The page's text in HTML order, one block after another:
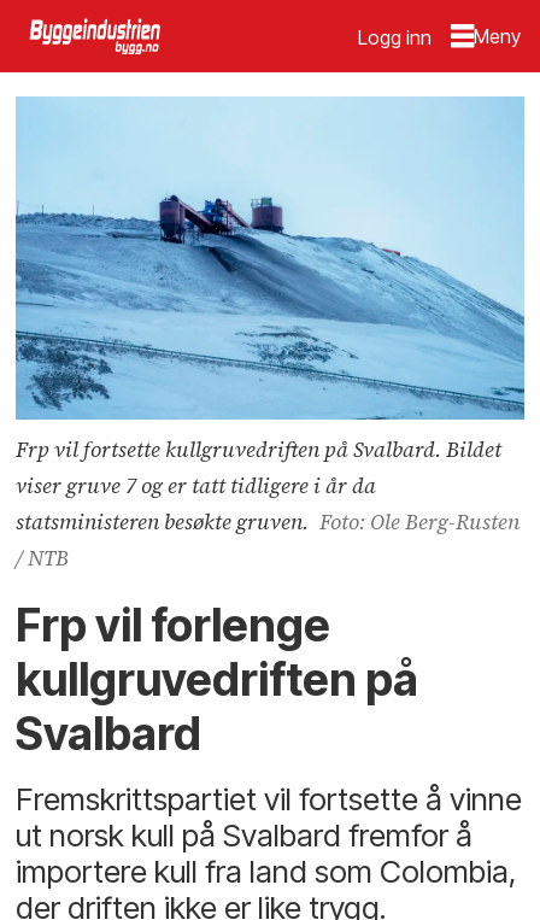
Logg inn
Frp vil fortsette kullgruvedriften på Svalbard. Bildet
viser gruve 7 og er tatt tidligere i år da
statsministeren besøkte gruven. Foto: Ole Berg-Rusten
/ NTB
Frp vil forlenge
kullgruvedriften på
Svalbard
Fremskrittspartiet vil fortsette å vinne
ut norsk kull på Svalbard fremfor å
importere kull fra land som Colombia,
der driften ikke er like trygg.